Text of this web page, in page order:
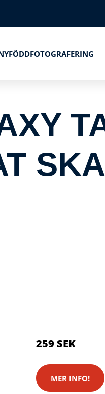
259 SEK
MER INFO!